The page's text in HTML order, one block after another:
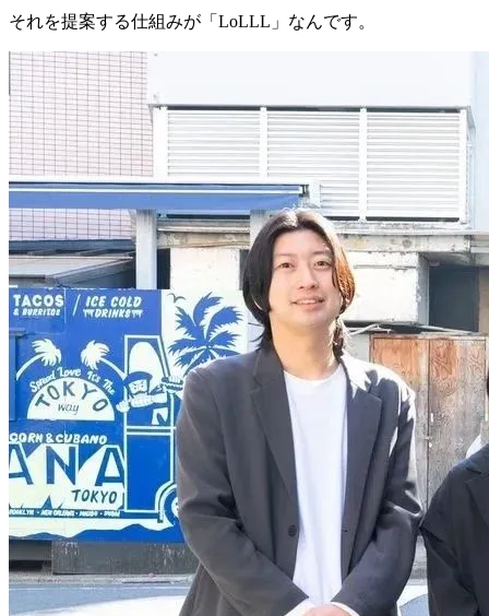
それを提案する仕組みが「LoLLL」なんです。